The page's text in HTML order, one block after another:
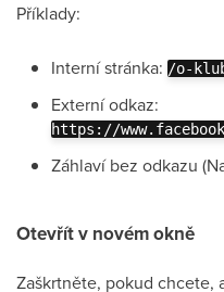
Příklady:
Interní stránka: /o-
Externí odkaz:
https://
Záhlaví bez odkazu
Otevřít v novém okně
Zaškrtněte, pokud chcete,